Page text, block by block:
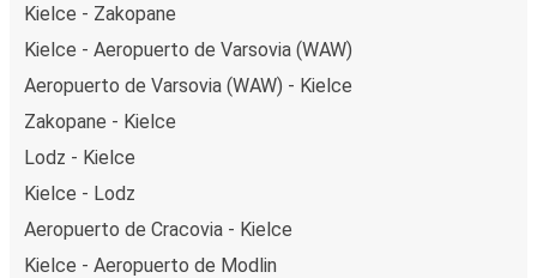
Kielce - Zakopane
Kielce - Aeropuerto de Varsovia (WAW)
Aeropuerto de Varsovia (WAW) - Kielce
Zakopane - Kielce
Lodz - Kielce
Kielce - Lodz
Aeropuerto de Cracovia - Kielce
Kielce - Aeropuerto de Modlin